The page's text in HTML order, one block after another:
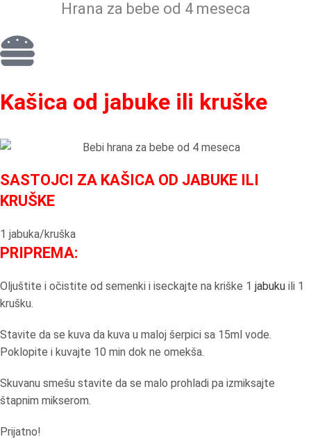
Hrana za bebe od 4 meseca
Kašica od jabuke ili kruške
SASTOJCI ZA KAŠICA OD JABUKE ILI
KRUŠKE
1 jabuka/kruška
PRIPREMA:
Oljuštite i očistite od semenki i iseckajte na kriške 1 jabuku ili 1
krušku.
Stavite da se kuva da kuva u maloj šerpici sa 15ml vode.
Poklopite i kuvajte 10 min dok ne omekša.
Skuvanu smešu stavite da se malo prohladi pa izmiksajte
štapnim mikserom.
Prijatno!